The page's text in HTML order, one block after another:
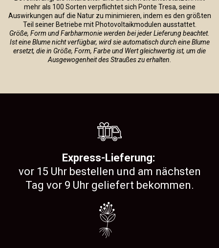
mehr als 100 Sorten verpflichtet sich Ponte Tresa, seine
Auswirkungen auf die Natur zu minimieren, indem es den größten
Teil seiner Betriebe mit Photovoltaikmodulen ausstattet.
Größe, Form und Farbharmonie werden bei jeder Lieferung beachtet.
Ist eine Blume nicht verfügbar, wird sie automatisch durch eine Blume
ersetzt, die in Größe, Form, Farbe und Wert gleichwertig ist, um die
Ausgewogenheit des Straußes zu erhalten.
Express-Lieferung:
vor 15 Uhr bestellen und am nächsten
Tag vor 9 Uhr geliefert bekommen.